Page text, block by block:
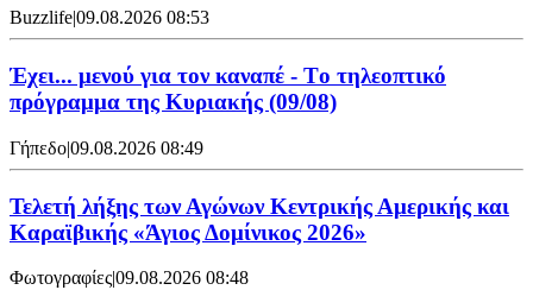
Buzzlife|09.08.2026 08:53
Έχει... μενού για τον καναπέ - Tο τηλεοπτικό
πρόγραμμα της Κυριακής (09/08)
Γήπεδο|09.08.2026 08:49
Τελετή λήξης των Αγώνων Κεντρικής Αμερικής και
Καραϊβικής «Άγιος Δομίνικος 2026»
Φωτογραφίες|09.08.2026 08:48